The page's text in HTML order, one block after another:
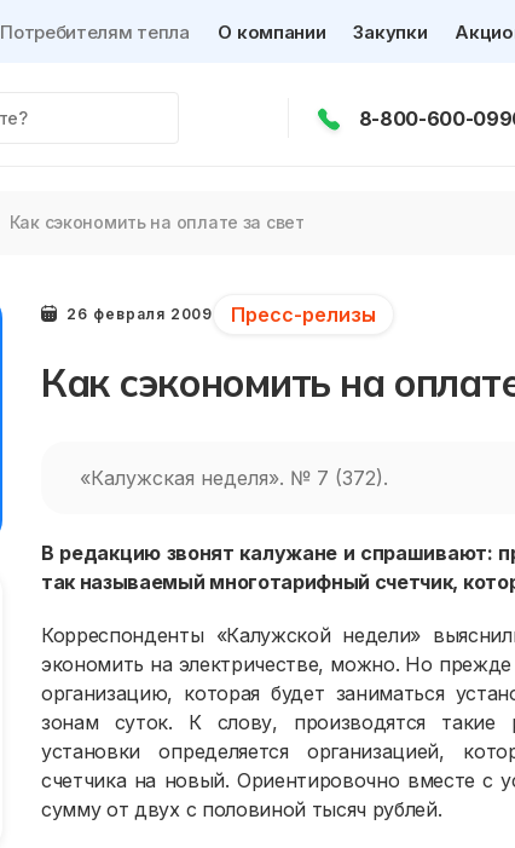
Потребителям тепла О компании Закупки
8-800-600-
Как сэкономить на оплате за свет
26 февраля 2009 Пресс-релизы
Как сэкономить на
«Калужская неделя». № 7 (372).
В редакцию звонят калужане и спрашивают:
так называемый многотарифный счетчик,
Корреспонденты «Калужской недели»
экономить на электричестве, можно. Но
организацию, которая будет заниматься
зонам суток. К слову, производятся такие
установки определяется организацией,
счетчика на новый. Ориентировочно вместе с
сумму от двух с половиной тысяч рублей.